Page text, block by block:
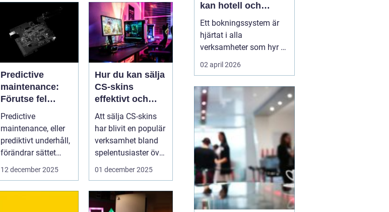
Predictive
maintenance:
Förutse fel
innan de
uppstår med
hjälp av
sensorer
Predictive
maintenance, eller
prediktivt underhåll,
förändrar sättet
föret...
12 december 2025
Hur du kan sälja
CS-skins
effektivt och
tryggt
Att sälja CS-skins
har blivit en populär
verksamhet bland
spelentusiaster över
hela v...
01 december 2025
kan hotell och
uthyrning ta nästa
steg
Ett bokningssystem är
hjärtat i alla
verksamheter som hyr ut
rum, stugor eller andra
objekt. När bokningarna
mejl till webben behövs
verktyg som är lätta att
förstå, fungerar dygnet
runt och minskar risken
för dubbelbokningar...
02 april 2026